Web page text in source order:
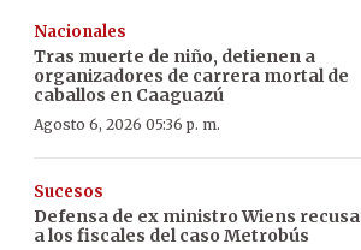
Nacionales
Tras muerte de niño, detienen a
organizadores de carrera mortal de
caballos en Caaguazú
Agosto 6, 2026 05:36 p. m.
Sucesos
Defensa de ex ministro Wiens recusa
a los fiscales del caso Metrobús